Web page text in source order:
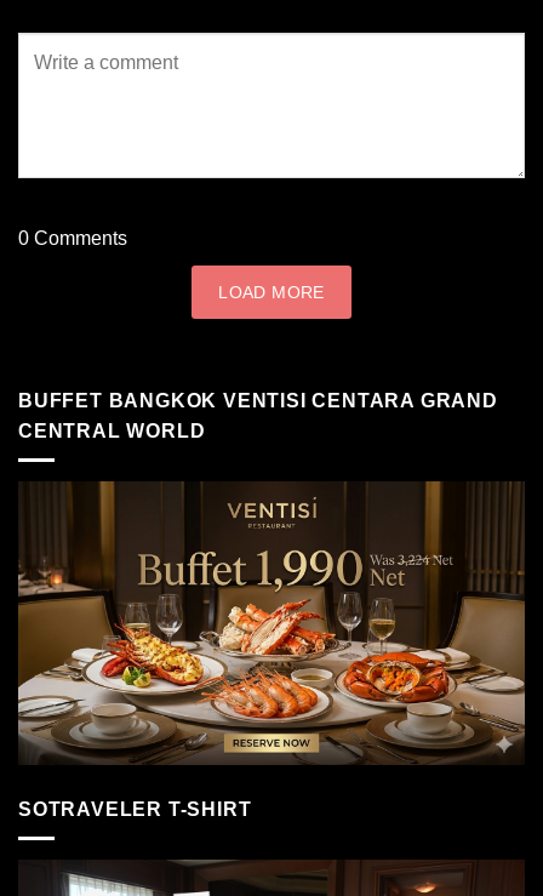
0 Comments
LOAD MORE
BUFFET BANGKOK VENTISI CENTARA GRAND
CENTRAL WORLD
SOTRAVELER T-SHIRT